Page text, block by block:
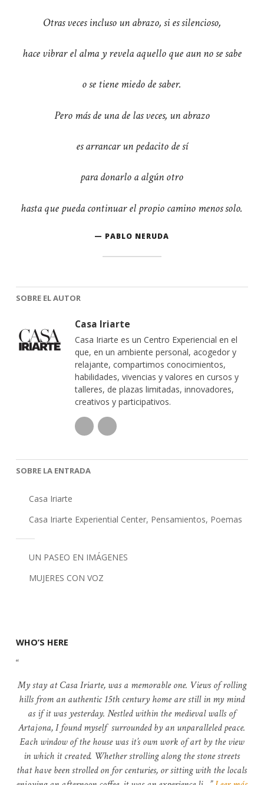
Otras veces incluso un abrazo, si es silencioso,
hace vibrar el alma y revela aquello que aun no se sabe
o se tiene miedo de saber.
Pero más de una de las veces, un abrazo
es arrancar un pedacito de sí
para donarlo a algún otro
hasta que pueda continuar el propio camino menos solo.
PABLO NERUDA
SOBRE EL AUTOR
Casa Iriarte
Casa Iriarte es un Centro Experiencial en el
que, en un ambiente personal, acogedor y
relajante, compartimos conocimientos,
habilidades, vivencias y valores en cursos y
talleres, de plazas limitadas, innovadores,
creativos y participativos.
SOBRE LA ENTRADA
Casa Iriarte
Casa Iriarte Experiential Center, Pensamientos, Poemas
UN PASEO EN IMÁGENES
MUJERES CON VOZ
WHO’S HERE
My stay at Casa Iriarte, was a memorable one. Views of rolling
hills from an authentic 15th century home are still in my mind
as if it was yesterday. Nestled within the medieval walls of
Artajona, I found myself surrounded by an unparalleled peace.
Each window of the house was it’s own work of art by the view
in which it created. Whether strolling along the stone streets
that have been strolled on for centuries, or sitting with the locals